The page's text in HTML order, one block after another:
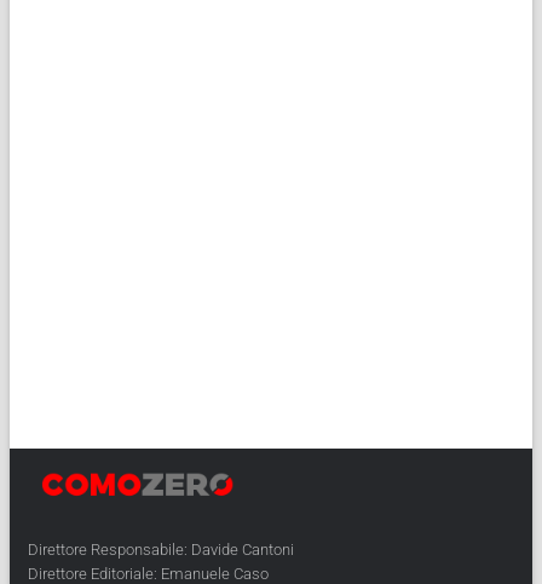
Direttore Responsabile: Davide Cantoni
Direttore Editoriale: Emanuele Caso